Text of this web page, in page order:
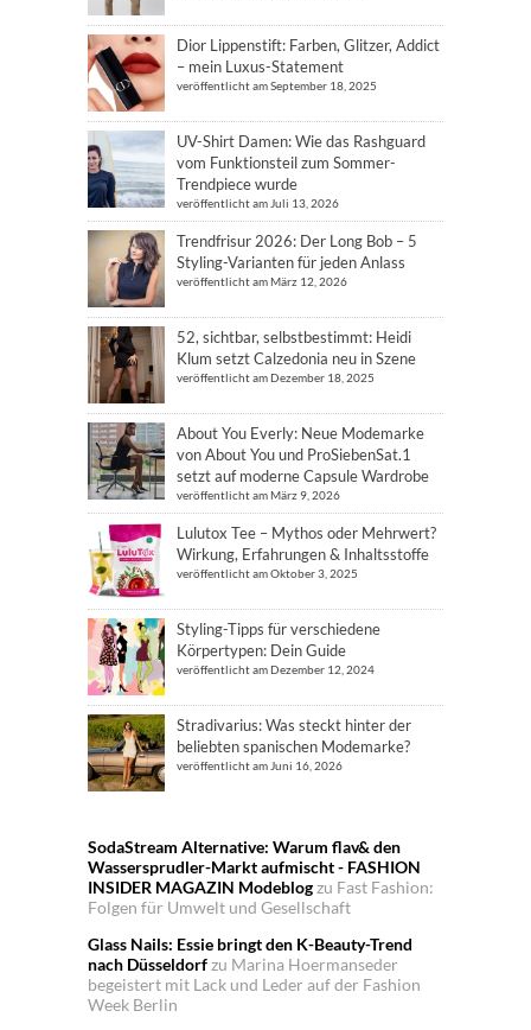
Dior Lippenstift: Farben, Glitzer, Addict
– mein Luxus-Statement
veröffentlicht am September 18, 2025
UV-Shirt Damen: Wie das Rashguard
vom Funktionsteil zum Sommer-
Trendpiece wurde
veröffentlicht am Juli 13, 2026
Trendfrisur 2026: Der Long Bob – 5
Styling-Varianten für jeden Anlass
veröffentlicht am März 12, 2026
52, sichtbar, selbstbestimmt: Heidi
Klum setzt Calzedonia neu in Szene
veröffentlicht am Dezember 18, 2025
About You Everly: Neue Modemarke
von About You und ProSiebenSat.1
setzt auf moderne Capsule Wardrobe
veröffentlicht am März 9, 2026
Lulutox Tee – Mythos oder Mehrwert?
Wirkung, Erfahrungen & Inhaltsstoffe
veröffentlicht am Oktober 3, 2025
Styling-Tipps für verschiedene
Körpertypen: Dein Guide
veröffentlicht am Dezember 12, 2024
Stradivarius: Was steckt hinter der
beliebten spanischen Modemarke?
veröffentlicht am Juni 16, 2026
SodaStream Alternative: Warum flav& den
Wassersprudler-Markt aufmischt - FASHION
INSIDER MAGAZIN Modeblogzu Fast Fashion:
Folgen für Umwelt und Gesellschaft
Glass Nails: Essie bringt den K-Beauty-Trend
nach Düsseldorfzu Marina Hoermanseder
begeistert mit Lack und Leder auf der Fashion
Week Berlin